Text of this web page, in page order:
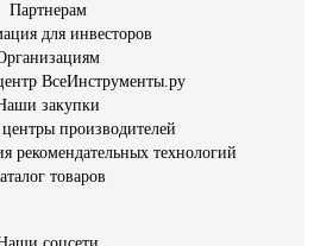
Партнерам
для инвесторов
ВсеИнструменты.ру
закупки
производителей
рекомендательных технологий
товаров